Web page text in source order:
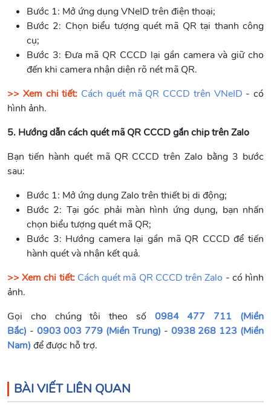
Bước 1: Mở ứng dụng VNeID trên điện thoại;
Bước 2: Chọn biểu tượng quét mã QR tại thanh công
cụ;
Bước 3: Đưa mã QR CCCD lại gần camera và giữ cho
đến khi camera nhận diện rõ nét mã QR.
>> Xem chi tiết: Cách quét mã QR CCCD trên VNeID - có
hình ảnh.
5. Hướng dẫn cách quét mã QR CCCD gắn chip trên Zalo
Bạn tiến hành quét mã QR CCCD trên Zalo bằng 3 bước
sau:
Bước 1: Mở ứng dụng Zalo trên thiết bị di động;
Bước 2: Tại góc phải màn hình ứng dụng, bạn nhấn
chọn biểu tượng quét mã QR;
Bước 3: Hướng camera lại gần mã QR CCCD để tiến
hành quét và nhận kết quả.
>> Xem chi tiết: Cách quét mã QR CCCD trên Zalo - có hình
ảnh.
Gọi cho chúng tôi theo số 0984 477 711 (Miền
Bắc) - 0903 003 779 (Miền Trung) - 0938 268 123 (Miền
Nam) để được hỗ trợ.
BÀI VIẾT LIÊN QUAN